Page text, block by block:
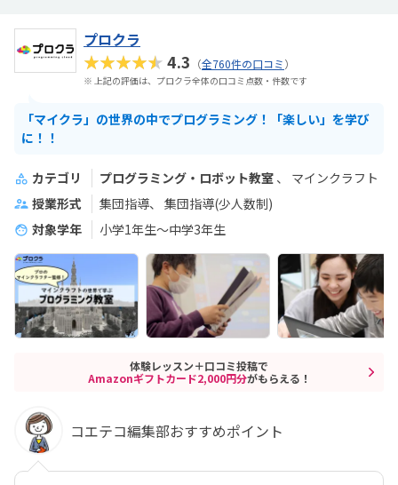
プロクラ
★★★★★4.3 （全760件の口コミ）
※ 上記の評価は、プロクラ全体の口コミ点数・件数です
「マイクラ」の世界の中でプログラミング！「楽しい」を学び
に！！
カテゴリ プログラミング・ロボット教室
マインクラフト
授業形式
集団指導
集団指導(少人数制)
対象学年
小学1年生～中学3年生
体験レッスン＋口コミ投稿で
Amazonギフトカード2,000円分がもらえる！
コエテコ編集部おすすめポイント